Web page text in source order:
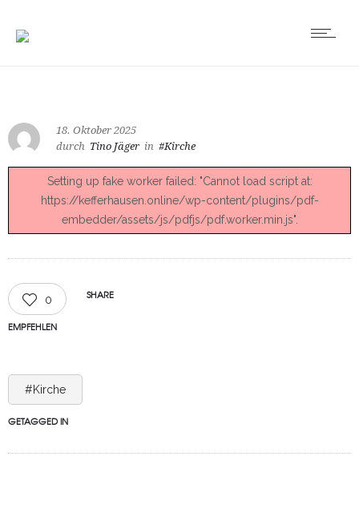
18. Oktober 2025
durch Tino Jäger in #Kirche
Setting up fake worker failed: "Cannot load script at:
https://kefferhausen.online/wp-content/plugins/pdf-
embedder/assets/js/pdfjs/pdf.worker.min.js".
0
EMPFEHLEN
SHARE
#Kirche
GETAGGED IN